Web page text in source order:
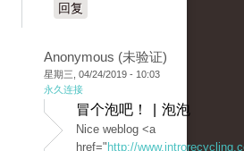
回复
Anonymous (未验证)
星期三, 04/24/2019 - 10:03
永久连接
冒个泡吧！ | 泡泡
Nice weblog <a
href=" http://